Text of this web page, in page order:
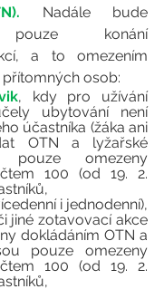
Nadále bude
pouze konání
a to omezením
osob:
, kdy pro užívání
ubytování není
účastníka (žáka ani
OTN a lyžařské
omezeny
100 (od 19. 2.
i jednodenní),
jiné zotavovací akce
dokládáním OTN a
pouze omezeny
100 (od 19. 2.